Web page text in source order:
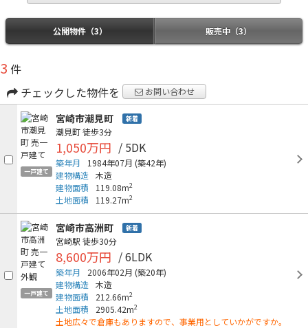
公開物件（3） 販売中（3）
3 件
チェックした物件を
お問い合わせ
一戸建て
宮崎市潮見町 新着
潮見町徒歩3分
1,050万円 / 5DK
築年月 1984年07月 (築42年)
建物構造 木造
建物面積
119.08m2
土地面積 119.27m2
一戸建て
宮崎市高洲町 新着
宮崎駅 徒歩30分
8,600万円 / 6LDK
築年月 2006年02月 (築20年)
建物構造 木造
建物面積
212.66m2
土地面積 2905.42m2
土地広々で倉庫もありますので、事業用としていかがですか。